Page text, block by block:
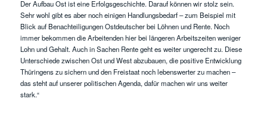
Der Aufbau Ost ist eine Erfolgsgeschichte. Darauf können wir stolz sein.
Sehr wohl gibt es aber noch einigen Handlungsbedarf – zum Beispiel mit
Blick auf Benachteiligungen Ostdeutscher bei Löhnen und Rente. Noch
immer bekommen die Arbeitenden hier bei längeren Arbeitszeiten weniger
Lohn und Gehalt. Auch in Sachen Rente geht es weiter ungerecht zu. Diese
Unterschiede zwischen Ost und West abzubauen, die positive Entwicklung
Thüringens zu sichern und den Freistaat noch lebenswerter zu machen –
das steht auf unserer politischen Agenda, dafür machen wir uns weiter
stark.“